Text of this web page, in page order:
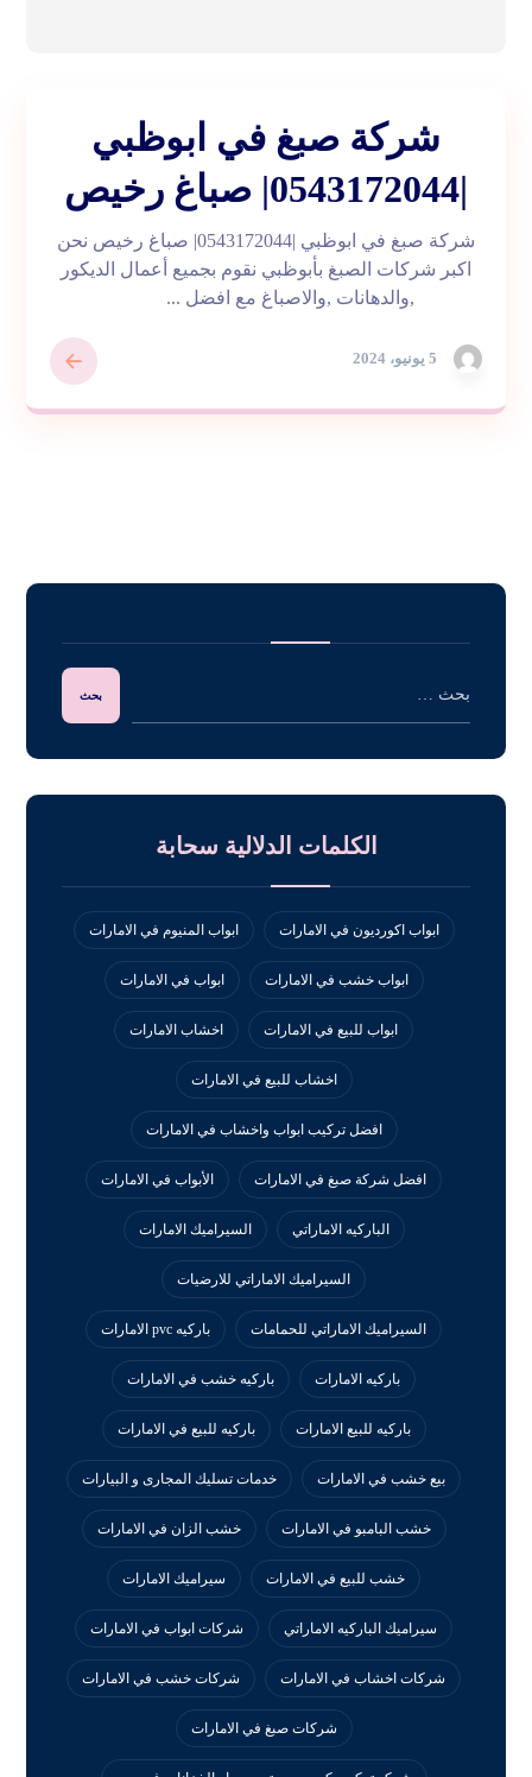
شركة صبغ في ابوظبي
|0543172044| صباغ رخيص
5 يونيو، 2024
شركة صبغ في ابوظبي |0543172044| صباغ رخيص نحن
اكبر شركات الصبغ بأبوظبي نقوم بجميع أعمال الديكور
,والدهانات ,والاصباغ مع افضل ...
الكلمات الدلالية سحابة
ابواب اكورديون في الامارات ابواب المنيوم في الامارات
ابواب خشب في الامارات ابواب في الامارات
ابواب للبيع في الامارات اخشاب الامارات
اخشاب للبيع في الامارات
افضل تركيب ابواب واخشاب في الامارات
افضل شركة صبغ في الامارات الأبواب في الامارات
الباركيه الاماراتي السيراميك الامارات
السيراميك الاماراتي للارضيات
السيراميك الاماراتي للحمامات باركيه pvc الامارات
باركيه الامارات باركيه خشب في الامارات
باركيه للبيع الامارات باركيه للبيع في الامارات
بيع خشب في الامارات خدمات تسليك المجارى و البيارات
خشب البامبو في الامارات خشب الزان في الامارات
خشب للبيع في الامارات سيراميك الامارات
سيراميك الباركيه الاماراتي شركات ابواب في الامارات
شركات اخشاب في الامارات شركات خشب في الامارات
شركات صبغ في الامارات